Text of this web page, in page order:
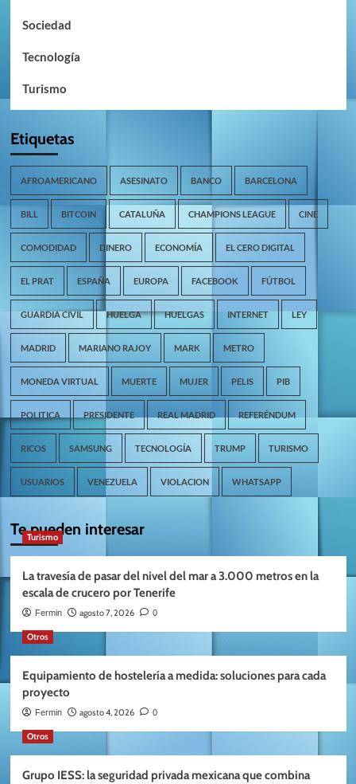
Sociedad
Tecnología
Turismo
Etiquetas
AFROAMERICANO ASESINATO BANCO BARCELONA
BILL BITCOIN CATALUÑA CHAMPIONS LEAGUE CINE
COMODIDAD DINERO ECONOMÍA EL CERO DIGITAL
EL PRAT ESPAÑA EUROPA FACEBOOK FÚTBOL
GUARDIA CIVIL HUELGA HUELGAS INTERNET LEY
MADRID MARIANO RAJOY MARK METRO
MONEDA VIRTUAL MUERTE MUJER PELIS PIB
POLITICA PRESIDENTE REAL MADRID REFERÉNDUM
RICOS SAMSUNG TECNOLOGÍA TRUMP TURISMO
USUARIOS VENEZUELA VIOLACION WHATSAPP
Te pueden interesar
Turismo
La travesía de pasar del nivel del mar a 3.000 metros en la
escala de crucero por Tenerife
Fermin agosto 7, 2026 0
Otros
Equipamiento de hostelería a medida: soluciones para cada
proyecto
Fermin agosto 4, 2026 0
Otros
Grupo IESS: la seguridad privada mexicana que combina